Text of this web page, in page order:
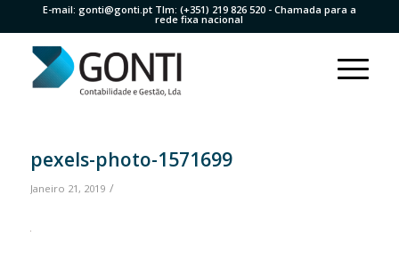
E-mail: gonti@gonti.ptTlm: (+351) 219 826 520- Chamada para a
rede fixa nacional
pexels-photo-1571699
Janeiro 21, 2019 /